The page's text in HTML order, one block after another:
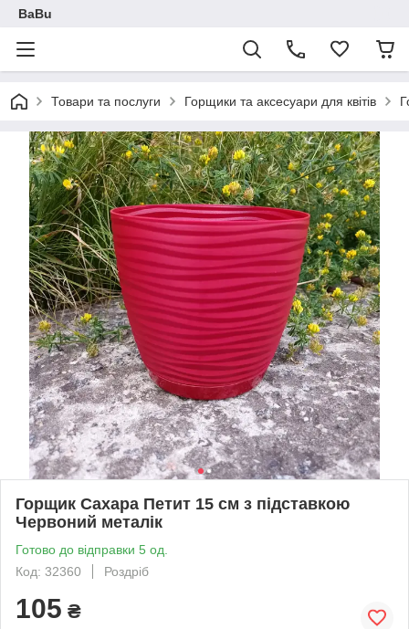
BaBu
Товари та послуги Горщики та аксесуари для квітів
Горщик Сахара Петит 15 см з підставкою
Червоний металік
Готово до відправки 5 од.
Код: 32360
Роздріб
105 ₴